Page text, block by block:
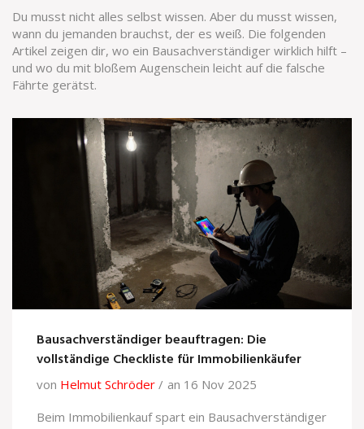
Du musst nicht alles selbst wissen. Aber du musst wissen,
wann du jemanden brauchst, der es weiß. Die folgenden
Artikel zeigen dir, wo ein Bausachverständiger wirklich hilft –
und wo du mit bloßem Augenschein leicht auf die falsche
Fährte gerätst.
Bausachverständiger beauftragen: Die
vollständige Checkliste für Immobilienkäufer
von Helmut Schröder
an 16 Nov 2025
Beim Immobilienkauf spart ein Bausachverständiger